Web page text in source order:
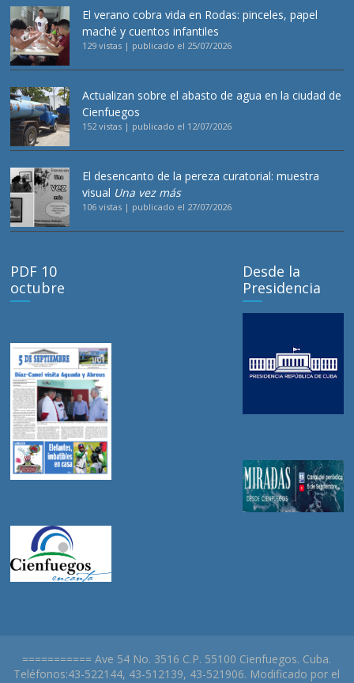
El verano cobra vida en Rodas: pinceles, papel
maché y cuentos infantiles
129 vistas | publicado el 25/07/2026
Actualizan sobre el abasto de agua en la ciudad de
Cienfuegos
152 vistas | publicado el 12/07/2026
El desencanto de la pereza curatorial: muestra
visual Una vez más
106 vistas | publicado el 27/07/2026
PDF 10
octubre
Desde la
Presidencia
=========== Ave 54 No. 3516 C.P. 55100 Cienfuegos. Cuba.
Teléfonos:43-522144, 43-512139, 43-521906. Modificado por el